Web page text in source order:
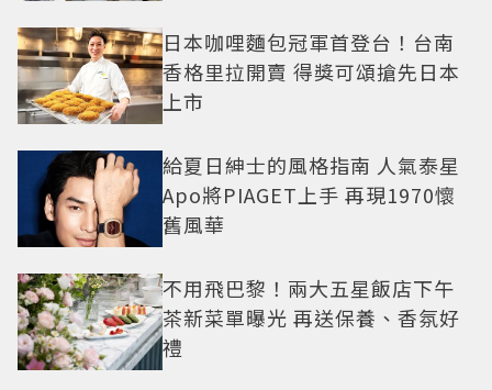
日本咖哩麵包冠軍首登台！台南
香格里拉開賣 得獎可頌搶先日本
上市
給夏日紳士的風格指南 人氣泰星
Apo將PIAGET上手 再現1970懷
舊風華
不用飛巴黎！兩大五星飯店下午
茶新菜單曝光 再送保養、香氛好
禮